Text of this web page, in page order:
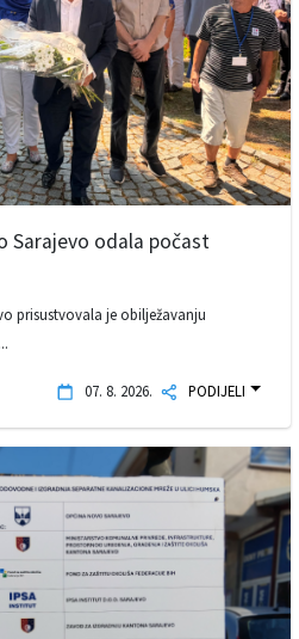
Sarajevo odala počast
prisustvovala je obilježavanju
07. 8. 2026. PODIJELI